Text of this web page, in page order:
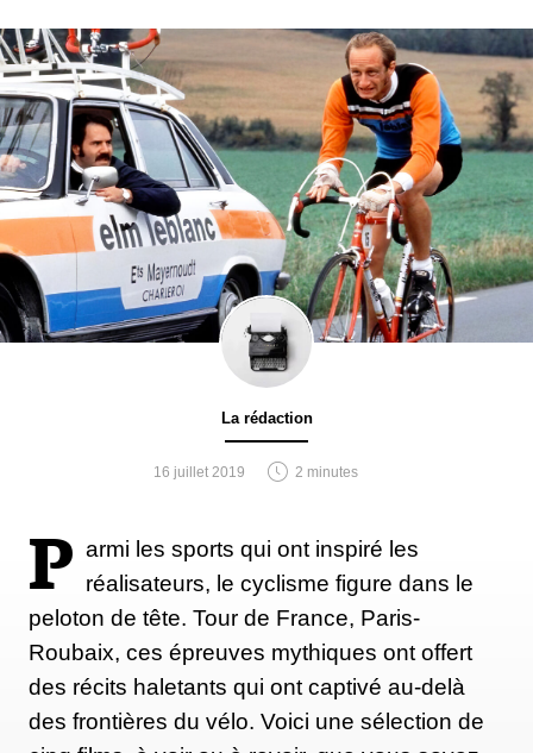
La rédaction
16 juillet 2019 2 minutes
P armi les sports qui ont inspiré les
réalisateurs, le cyclisme figure dans le
peloton de tête. Tour de France, Paris-
Roubaix, ces épreuves mythiques ont offert
des récits haletants qui ont captivé au-delà
des frontières du vélo. Voici une sélection de